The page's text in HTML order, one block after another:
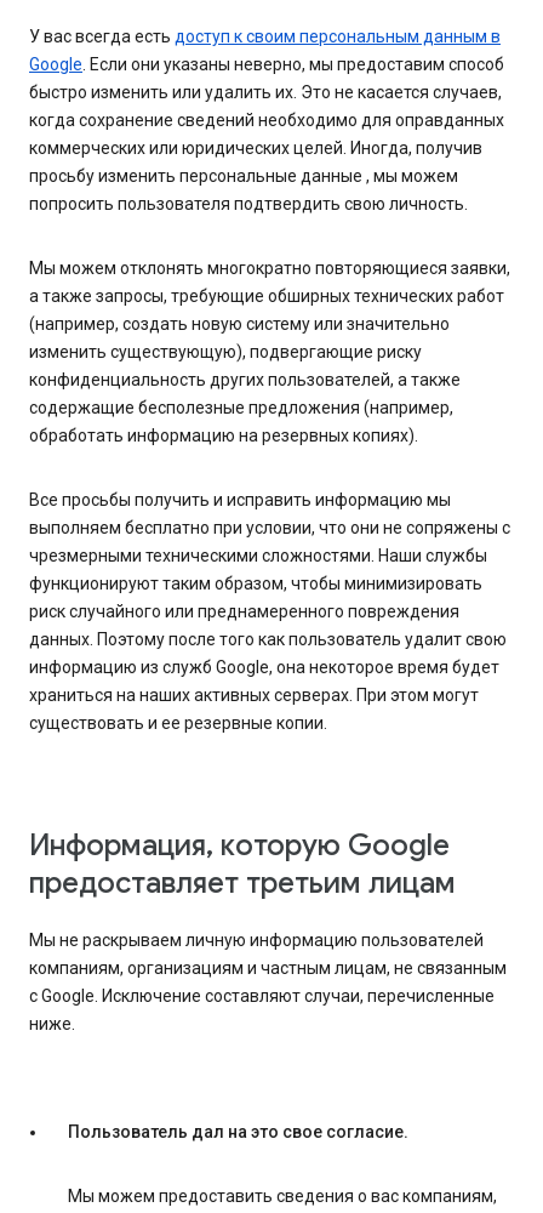
У вас всегда есть доступ к своим персональным данным в
Google. Если они указаны неверно, мы предоставим способ
быстро изменить или удалить их. Это не касается случаев,
когда сохранение сведений необходимо для оправданных
коммерческих или юридических целей. Иногда, получив
просьбу изменить персональные данные , мы можем
попросить пользователя подтвердить свою личность.
Мы можем отклонять многократно повторяющиеся заявки,
а также запросы, требующие обширных технических работ
(например, создать новую систему или значительно
изменить существующую), подвергающие риску
конфиденциальность других пользователей, а также
содержащие бесполезные предложения (например,
обработать информацию на резервных копиях).
Все просьбы получить и исправить информацию мы
выполняем бесплатно при условии, что они не сопряжены с
чрезмерными техническими сложностями. Наши службы
функционируют таким образом, чтобы минимизировать
риск случайного или преднамеренного повреждения
данных. Поэтому после того как пользователь удалит свою
информацию из служб Google, она некоторое время будет
храниться на наших активных серверах. При этом могут
существовать и ее резервные копии.
Информация, которую Google
предоставляет третьим лицам
Мы не раскрываем личную информацию пользователей
компаниям, организациям и частным лицам, не связанным
с Google. Исключение составляют случаи, перечисленные
ниже.
Пользователь дал на это свое согласие.
Мы можем предоставить сведения о вас компаниям,